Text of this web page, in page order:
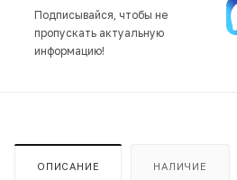
Подписывайся, чтобы не
пропускать актуальную
информацию!
ОПИСАНИЕ НАЛИЧИЕ